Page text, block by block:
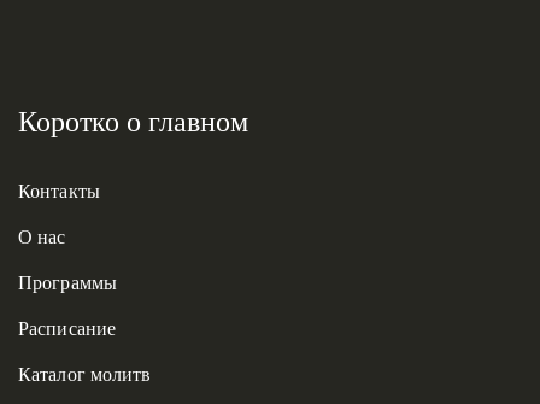
Коротко о главном
Контакты
О нас
Программы
Расписание
Каталог молитв